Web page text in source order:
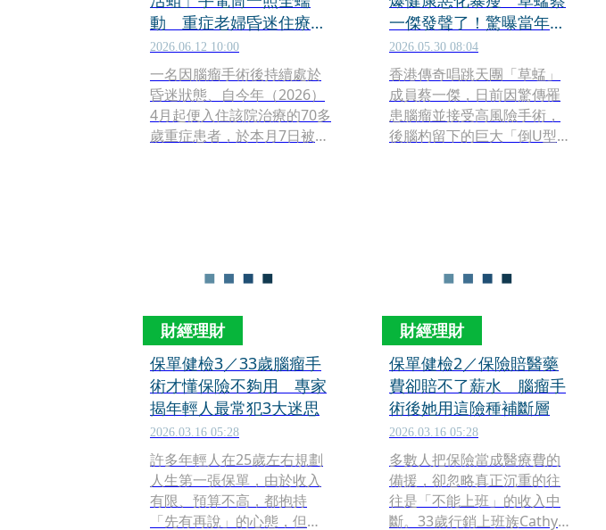
動 重症老婦昏迷住療養
院...家屬探望爆離譜醜聞
2026.06.12 10:00
一名因腦瘤手術後持續處於
昏迷狀態、自今年（2026）
4月起便入住該院治療的70多
歲重症患者，於本月7日被前
一傑發聲了！驚曝當年被
醫生宣告「癌細胞已擴
散」
2026.05.30 08:04
香港傳奇唱跳天團「草蜢」
成員蔡一傑，日前因驚傳罹
患腦瘤並接受高風險手術，
後腦杓留下的巨大「倒U型」
瘦、難掩疲態」，甚至聳動
胞已擴散」。面對甚囂塵上
的健康惡化傳言，蔡一傑昨
（29日）不再隱忍，親自透
過社群平台發聲反擊。
財經理財
保單健檢3／33歲腦瘤手
術才懂保險不夠用 專家
揭年輕人最常犯3大迷思
2026.03.16 05:28
許多年輕人在25歲左右規劃
人生第一張保單，由於收入
有限、預算不高，都抱持
「先有再說」的心態，但因
財經理財
保單健檢2／保險賠醫藥
費卻賠不了薪水 腦瘤手
術後她用這險種補斷層
2026.03.16 05:28
多數人把保險當成醫療費的
備援，卻忽略真正沉重的往
往是「不能上班」的收入中
斷。33歲行銷上班族Cathy